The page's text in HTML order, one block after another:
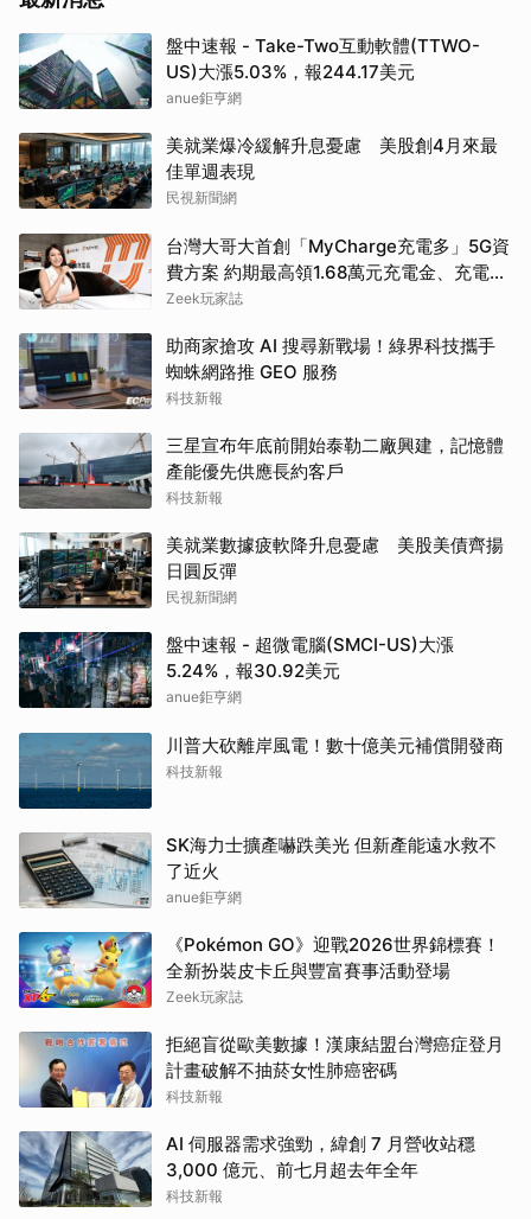
盤中速報 - Take-Two互動軟體(TTWO-
US)大漲5.03%，報244.17美元
anue鉅亨網
美就業爆冷緩解升息憂慮 美股創4月來最
佳單週表現
民視新聞網
台灣大哥大首創「MyCharge充電多」5G資
費方案 約期最高領1.68萬元充電金、充電最
高89折
Zeek玩家誌
助商家搶攻 AI 搜尋新戰場！綠界科技攜手
蜘蛛網路推 GEO 服務
科技新報
三星宣布年底前開始泰勒二廠興建，記憶體
產能優先供應長約客戶
科技新報
美就業數據疲軟降升息憂慮 美股美債齊揚
日圓反彈
民視新聞網
盤中速報 - 超微電腦(SMCI-US)大漲
5.24%，報30.92美元
anue鉅亨網
川普大砍離岸風電！數十億美元補償開發商
科技新報
SK海力士擴產嚇跌美光 但新產能遠水救不
了近火
anue鉅亨網
《Pokémon GO》迎戰2026世界錦標賽！
全新扮裝皮卡丘與豐富賽事活動登場
Zeek玩家誌
拒絕盲從歐美數據！漢康結盟台灣癌症登月
計畫破解不抽菸女性肺癌密碼
科技新報
AI 伺服器需求強勁，緯創 7 月營收站穩
3,000 億元、前七月超去年全年
科技新報